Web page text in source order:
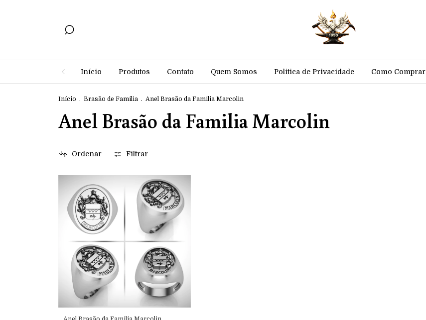
Início Produtos Contato Quem Somos Politica de Privacidade Como Comprar
Início . Brasão de Familia . Anel Brasão da Familia Marcolin
Anel Brasão da Familia Marcolin
Ordenar Filtrar